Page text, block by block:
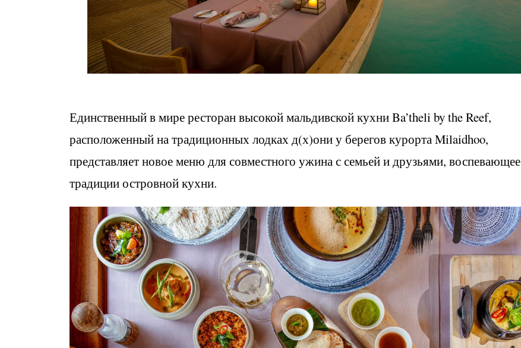
Единственный в мире ресторан высокой мальдивской кухни Ba’theli by the Reef,
расположенный на традиционных лодках д(х)они у берегов курорта Milaidhoo,
представляет новое меню для совместного ужина с семьей и друзьями, воспевающее
традиции островной кухни.